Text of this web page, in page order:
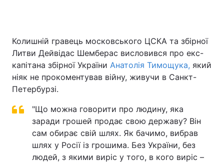
Колишній гравець московського ЦСКА та збірної
Литви Дейвідас Шемберас висловився про екс-
капітана збірної України Анатолія Тимощука, який
ніяк не прокоментував війну, живучи в Санкт-
Петербурзі.
"Що можна говорити про людину, яка
заради грошей продає свою державу? Він
сам обирає свій шлях. Як бачимо, вибрав
шлях у Росії із грошима. Без України, без
людей, з якими виріс у того, в кого виріс –